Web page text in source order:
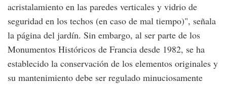
acristalamiento en las paredes verticales y vidrio de
seguridad en los techos (en caso de mal tiempo)", señala
la página del jardín. Sin embargo, al ser parte de los
Monumentos Históricos de Francia desde 1982, se ha
establecido la conservación de los elementos originales y
su mantenimiento debe ser regulado minuciosamente